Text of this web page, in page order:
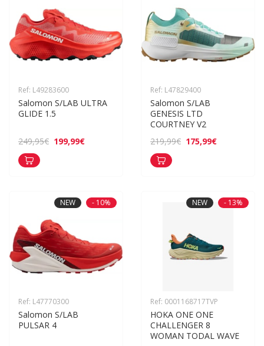
Ref: L49283600
Salomon S/LAB ULTRA
GLIDE 1.5
249,95€ 199,99€
Ref: L47829400
Salomon S/LAB
GENESIS LTD
COURTNEY V2
219,99€ 175,99€
NEW - 10%
Ref: L47770300
Salomon S/LAB
PULSAR 4
NEW - 13%
Ref: 0001168717TVP
HOKA ONE ONE
CHALLENGER 8
WOMAN TODAL WAVE